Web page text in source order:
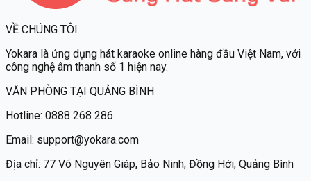
VỀ CHÚNG TÔI
Yokara là ứng dụng hát karaoke online hàng đầu Việt Nam, với
công nghệ âm thanh số 1 hiện nay.
VĂN PHÒNG TẠI QUẢNG BÌNH
Hotline: 0888 268 286
Email: support@yokara.com
Địa chỉ: 77 Võ Nguyên Giáp, Bảo Ninh, Đồng Hới, Quảng Bình